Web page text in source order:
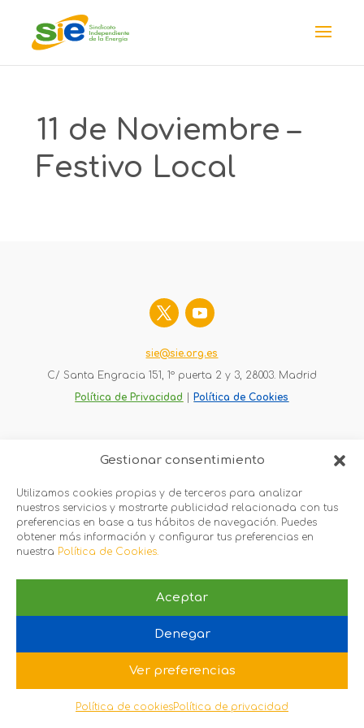
Gestionar consentimiento
Utilizamos cookies propias y de terceros para analizar
nuestros servicios y mostrarte publicidad relacionada con tus
preferencias en base a tus hábitos de navegación. Puedes
obtener más información y configurar tus preferencias en
nuestra Política de Cookies.
Aceptar
Denegar
Ver preferencias
Política de cookiesPolítica de privacidad
11 de Noviembre –
Festivo Local
sie@sie.org.es
C/ Santa Engracia 151, 1º puerta 2 y 3, 28003. Madrid
Política de Privacidad
Política de Cookies